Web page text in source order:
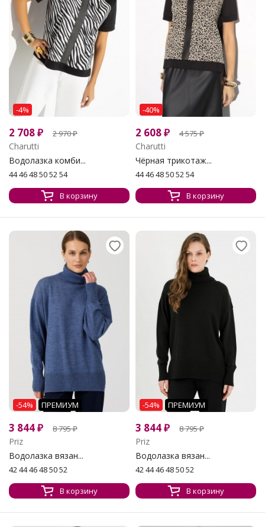
-4%
2 708₽ 2 970₽
Charutti
Водолазка комби...
44 46 48 50 52 54
В корзину
-40%
2 608₽ 4 575₽
Charutti
Чёрная трикотаж...
44 46 48 50 52 54
В корзину
-54% ПРЕМИУМ
3 844₽ 8 795₽
Priz
Водолазка вязан...
42 44 46 48 50 52
В корзину
-54% ПРЕМИУМ
3 844₽ 8 795₽
Priz
Водолазка вязан...
42 44 46 48 50 52
В корзину